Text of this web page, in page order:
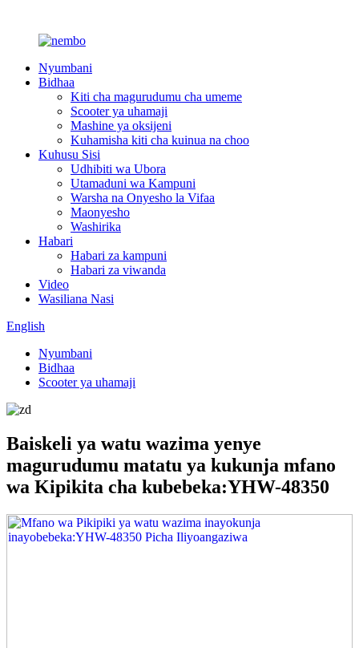
Nyumbani
Bidhaa
Kiti cha magurudumu cha umeme
Scooter ya uhamaji
Mashine ya oksijeni
Kuhamisha kiti cha kuinua na choo
Kuhusu Sisi
Udhibiti wa Ubora
Utamaduni wa Kampuni
Warsha na Onyesho la Vifaa
Maonyesho
Washirika
Habari
Habari za kampuni
Habari za viwanda
Video
Wasiliana Nasi
English
Nyumbani
Bidhaa
Scooter ya uhamaji
Baiskeli ya watu wazima yenye
magurudumu matatu ya kukunja mfano
wa Kipikita cha kubebeka:YHW-48350